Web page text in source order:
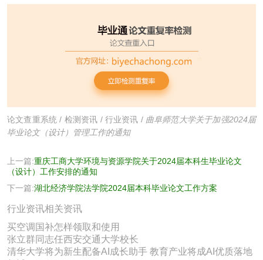
论文查重系统 / 检测资讯 / 行业资讯 / 曲阜师范大学关于加强2024届
毕业论文（设计）管理工作的通知
上一篇:重庆工商大学环境与资源学院关于2024届本科生毕业论文
（设计）工作安排的通知
下一篇:湖北经济学院法学院2024届本科毕业论文工作方案
行业资讯相关资讯
买空调国补怎样领取和使用
张立群同志任西安交通大学校长
清华大学将为新生配备AI成长助手 教育产业将成AI优质落地